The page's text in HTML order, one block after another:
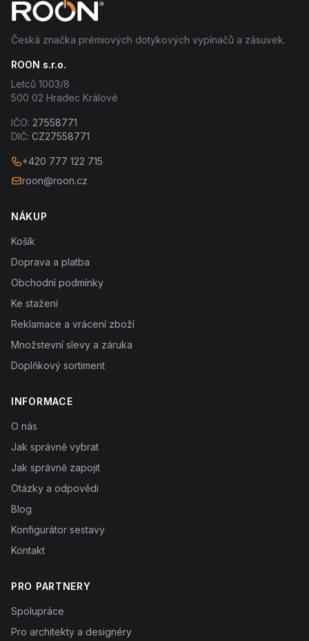
Česká značka prémiových dotykových vypínačů a zásuvek.
ROON s.r.o.
Letců 1003/8
500 02 Hradec Králové
IČO: 27558771
DIČ: CZ27558771
+420 777 122 715
roon@roon.cz
NÁKUP
Košík
Doprava a platba
Obchodní podmínky
Ke stažení
Reklamace a vrácení zboží
Množstevní slevy a záruka
Doplňkový sortiment
INFORMACE
O nás
Jak správně vybrat
Jak správně zapojit
Otázky a odpovědi
Blog
Konfigurátor sestavy
Kontakt
PRO PARTNERY
Spolupráce
Pro architekty a designéry